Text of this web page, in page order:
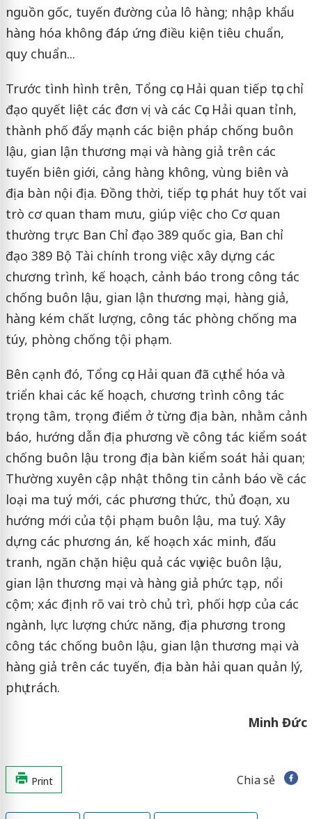
nguồn gốc, tuyến đường của lô hàng; nhập khẩu
hàng hóa không đáp ứng điều kiện tiêu chuẩn,
quy chuẩn...
Trước tình hình trên, Tổng cục Hải quan tiếp tục chỉ
đạo quyết liệt các đơn vị và các Cục Hải quan tỉnh,
thành phố đẩy mạnh các biện pháp chống buôn
lậu, gian lận thương mại và hàng giả trên các
tuyến biên giới, cảng hàng không, vùng biên và
địa bàn nội địa. Đồng thời, tiếp tục phát huy tốt vai
trò cơ quan tham mưu, giúp việc cho Cơ quan
thường trực Ban Chỉ đạo 389 quốc gia, Ban chỉ
đạo 389 Bộ Tài chính trong việc xây dựng các
chương trình, kế hoạch, cảnh báo trong công tác
chống buôn lậu, gian lận thương mại, hàng giả,
hàng kém chất lượng, công tác phòng chống ma
túy, phòng chống tội phạm.
Bên cạnh đó, Tổng cục Hải quan đã cụ thể hóa và
triển khai các kế hoạch, chương trình công tác
trọng tâm, trọng điểm ở từng địa bàn, nhằm cảnh
báo, hướng dẫn địa phương về công tác kiểm soát
chống buôn lậu trong địa bàn kiểm soát hải quan;
Thường xuyên cập nhật thông tin cảnh báo về các
loại ma tuý mới, các phương thức, thủ đoạn, xu
hướng mới của tội phạm buôn lậu, ma tuý. Xây
dựng các phương án, kế hoạch xác minh, đấu
tranh, ngăn chặn hiệu quả các vụ việc buôn lậu,
gian lận thương mại và hàng giả phức tạp, nổi
cộm; xác định rõ vai trò chủ trì, phối hợp của các
ngành, lực lượng chức năng, địa phương trong
công tác chống buôn lậu, gian lận thương mại và
hàng giả trên các tuyến, địa bàn hải quan quản lý,
phụ trách.
Minh Đức
Print Chia sẻ